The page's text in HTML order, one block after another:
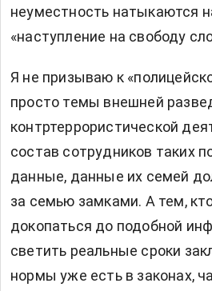
неуместность натыкаются
«наступление на свободу
Я не призываю к
просто темы внешней
контртеррористической
состав сотрудников таких
данные, данные их семей
за семью замками. А тем,
докопаться до подобной
светить реальные сроки
нормы уже есть в законах,